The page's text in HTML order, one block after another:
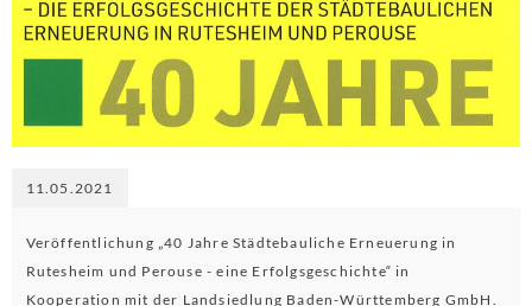
11.05.2021
Veröffentlichung „40 Jahre Städtebauliche Erneuerung in
Rutesheim und Perouse - eine Erfolgsgeschichte“ in
Kooperation mit der Landsiedlung Baden-Württemberg GmbH.